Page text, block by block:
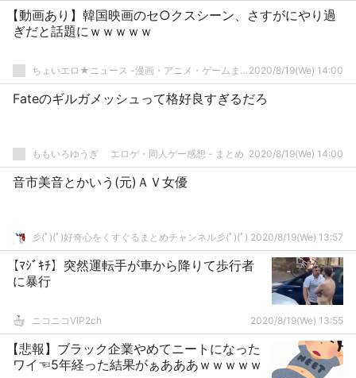
【動画あり】韓国映画のセ○クスシーン、さすがにやり過
ぎだと話題にｗｗｗｗｗ
ちょいエロ★ニュース -漫画・アニメ・ゲームまとめ- 2020/8/19(We) 14:00
Fateのギルガメッシュって格好良すぎるだろ
ももいろゆうぎ エロゲ・同人ゲー感想 - まとめ 2020/8/19(We) 14:00
音市美音とかいう(元)ＡＶ女優
彡(ﾟ)(ﾟ)好奇心をくすぐるまとめチャンネル彡(ﾟ)(ﾟ) 2020/8/19(We) 13:57
【ﾏｼﾞｷﾁ】突然運転手が車から降りて歩行者
に暴行
ニコニコVIP2ch 2020/8/19(We) 13:55
【悲報】ブラック企業やめてニートになった
ワイ☜5年経った結果がぁあああｗｗｗｗｗ